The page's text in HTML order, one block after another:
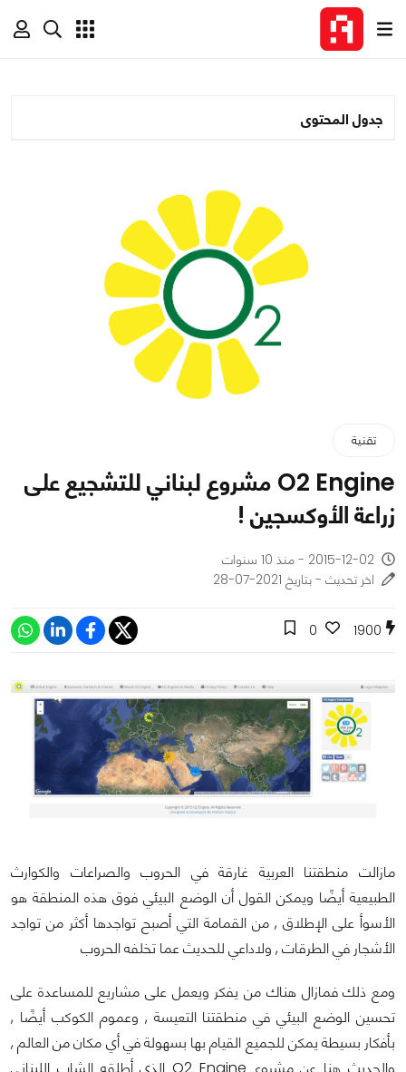
جدول المحتوى
تقنية
O2 Engine مشروع لبناني للتشجيع على
زراعة الأوكسجين !
2015-12-02 - منذ 10 سنوات
اخر تحديث - بتاريخ 2021-07-28
1900
0
مازالت منطقتنا العربية غارقة في الحروب والصراعات والكوارث
الطبيعية أيضًا ويمكن القول أن الوضع البيئي فوق هذه المنطقة هو
الأسوأ على الإطلاق , من القمامة التي أصبح تواجدها أكثر من تواجد
الأشجار في الطرقات , ولاداعي للحديث عما تخلفه الحروب
ومع ذلك فمازال هناك من يفكر ويعمل على مشاريع للمساعدة على
تحسين الوضع البيئي في منطقتنا التعيسة , وعموم الكوكب أيضًا ,
بأفكار بسيطة يمكن للجميع القيام بها بسهولة في أي مكان من العالم ,